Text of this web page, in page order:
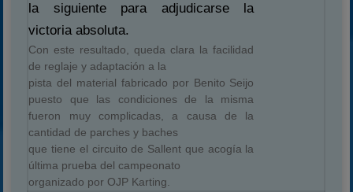
la siguiente para adjudicarse la
victoria absoluta.
Con este resultado, queda clara la facilidad
de reglaje y adaptación a la
pista del material fabricado por Benito Seijo
puesto que las condiciones de la misma
fueron muy complicadas, a causa de la
cantidad de parches y baches
que tiene el circuito de Sallent que acogía la
última prueba del campeonato
organizado por OJP Karting.